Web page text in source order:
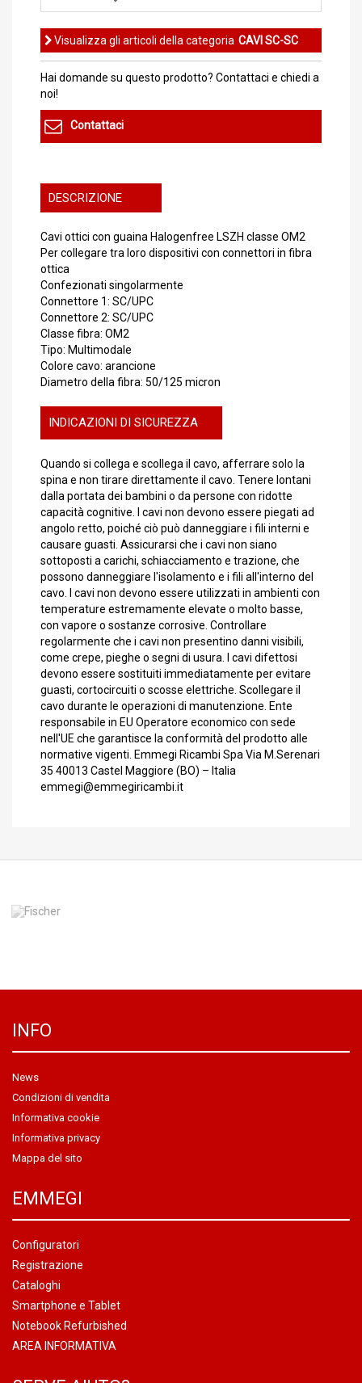
Visualizza gli articoli della categoria CAVI SC-SC
Hai domande su questo prodotto? Contattaci e chiedi a
noi!
Contattaci
DESCRIZIONE
Cavi ottici con guaina Halogenfree LSZH classe OM2
Per collegare tra loro dispositivi con connettori in fibra
ottica
Confezionati singolarmente
Connettore 1: SC/UPC
Connettore 2: SC/UPC
Classe fibra: OM2
Tipo: Multimodale
Colore cavo: arancione
Diametro della fibra: 50/125 micron
INDICAZIONI DI SICUREZZA
Quando si collega e scollega il cavo, afferrare solo la
spina e non tirare direttamente il cavo. Tenere lontani
dalla portata dei bambini o da persone con ridotte
capacità cognitive. I cavi non devono essere piegati ad
angolo retto, poiché ciò può danneggiare i fili interni e
causare guasti. Assicurarsi che i cavi non siano
sottoposti a carichi, schiacciamento e trazione, che
possono danneggiare l'isolamento e i fili all'interno del
cavo. I cavi non devono essere utilizzati in ambienti con
temperature estremamente elevate o molto basse,
con vapore o sostanze corrosive. Controllare
regolarmente che i cavi non presentino danni visibili,
come crepe, pieghe o segni di usura. I cavi difettosi
devono essere sostituiti immediatamente per evitare
guasti, cortocircuiti o scosse elettriche. Scollegare il
cavo durante le operazioni di manutenzione. Ente
responsabile in EU Operatore economico con sede
nell'UE che garantisce la conformità del prodotto alle
normative vigenti. Emmegi Ricambi Spa Via M.Serenari
35 40013 Castel Maggiore (BO) – Italia
emmegi@emmegiricambi.it
INFO
News
Condizioni di vendita
Informativa cookie
Informativa privacy
Mappa del sito
EMMEGI
Configuratori
Registrazione
Cataloghi
Smartphone e Tablet
Notebook Refurbished
AREA INFORMATIVA